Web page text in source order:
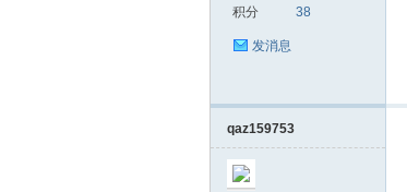
积分 38
发消息
qaz159753